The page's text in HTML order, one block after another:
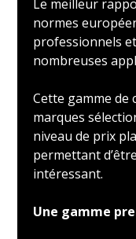
Le meilleur
normes
professionnels
nombreuses
Cette gamme
marques
niveau de prix
permettant
intéressant.
Une gamme